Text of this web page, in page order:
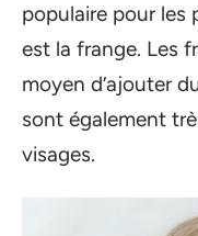
populaire pour les
est la frange. Les
moyen d’ajouter
sont également
visages.